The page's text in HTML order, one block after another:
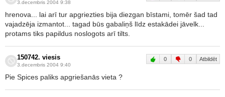
3.decembris 2004 9:38
hrenova... lai arī tur apgriezties bija diezgan bīstami, tomēr šad tad
vajadzēja izmantot... tagad būs gabaliņš līdz estakādei jāvelk...
protams tiks papildus noslogots arī tilts.
150742. viesis
3.decembris 2004 9:40
0 0 Atbildēt
Pie Spices paliks apgriešanās vieta ?